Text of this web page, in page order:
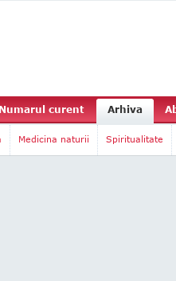
Numarul curent Arhiva
Medicina naturii Spiritualitate